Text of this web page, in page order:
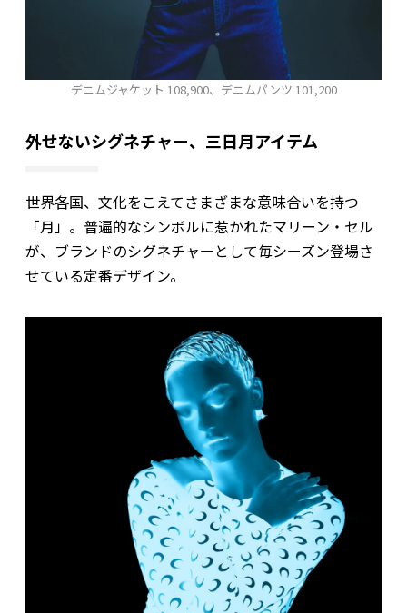
デニムジャケット 108,900、デニムパンツ 101,200
外せないシグネチャー、三日月アイテム
世界各国、文化をこえてさまざまな意味合いを持つ
「月」。普遍的なシンボルに惹かれたマリーン・セル
が、ブランドのシグネチャーとして毎シーズン登場さ
せている定番デザイン。